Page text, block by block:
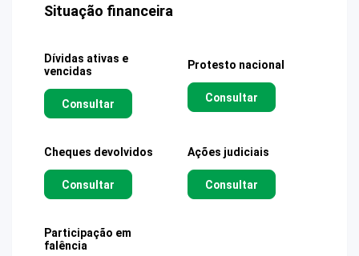
Situação financeira
Dívidas ativas e
vencidas
Consultar
Protesto nacional
Consultar
Cheques devolvidos
Consultar
Ações judiciais
Consultar
Participação em
falência